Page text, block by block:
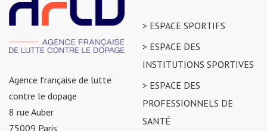
Agence française de lutte
contre le dopage
8 rue Auber
75009 Paris
> ESPACE SPORTIFS
> ESPACE DES
INSTITUTIONS SPORTIVES
> ESPACE DES
PROFESSIONNELS DE
SANTÉ